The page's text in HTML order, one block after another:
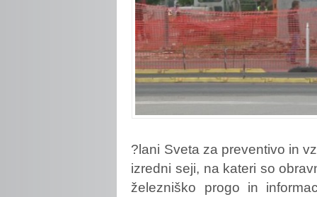
?lani Sveta za preventivo in
izredni seji, na kateri so
železniško progo in